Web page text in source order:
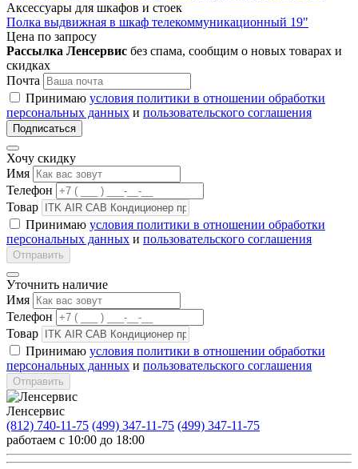
Аксессуары для шкафов и стоек
Полка выдвижная в шкаф телекоммуникационный 19"
Цена по запросу
Рассылка Ленсервис без спама, сообщим о новых товарах и
скидках
Почта
Принимаю условия политики в отношении обработки
персональных данных и пользовательского соглашения
Подписаться
Хочу скидку
Имя
Телефон
Товар
Принимаю условия политики в отношении обработки
персональных данных и пользовательского соглашения
Отправить
Уточнить наличие
Имя
Телефон
Товар
Принимаю условия политики в отношении обработки
персональных данных и пользовательского соглашения
Отправить
Ленсервис
(812) 740-11-75 (499) 347-11-75 (499) 347-11-75
работаем с 10:00 до 18:00